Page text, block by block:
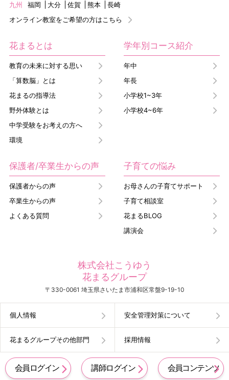
九州
福岡 大分 佐賀 熊本
長崎
オンライン教室をご希望の方はこちら
花まるとは
教育の未来に対する思い
「算数脳」とは
花まるの指導法
野外体験とは
中学受験をお考えの方へ
環境
学年別コース紹介
年中
年長
小学校1~3年
小学校4~6年
保護者/卒業生からの声
保護者からの声
卒業生からの声
よくある質問
子育ての悩み
お母さんの子育てサポート
子育て相談室
花まるBLOG
講演会
株式会社こうゆう
花まるグループ
〒330-0061 埼玉県さいたま市浦和区常盤9-19-10
個人情報 安全管理対策について
花まるグループその他部門 採用情報
会員ログイン 講師ログイン 会員コンテンツ